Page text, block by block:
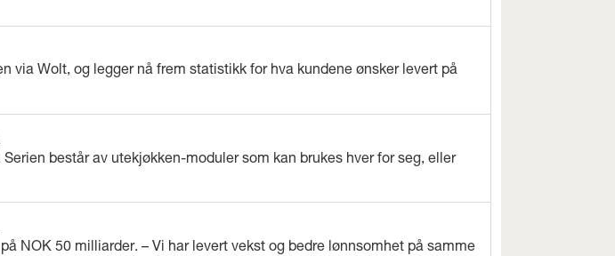
via Wolt, og legger nå frem statistikk for hva kundene ønsker levert på
består av utekjøkken-moduler som kan brukes hver for seg, eller
NOK 50 milliarder. – Vi har levert vekst og bedre lønnsomhet på samme